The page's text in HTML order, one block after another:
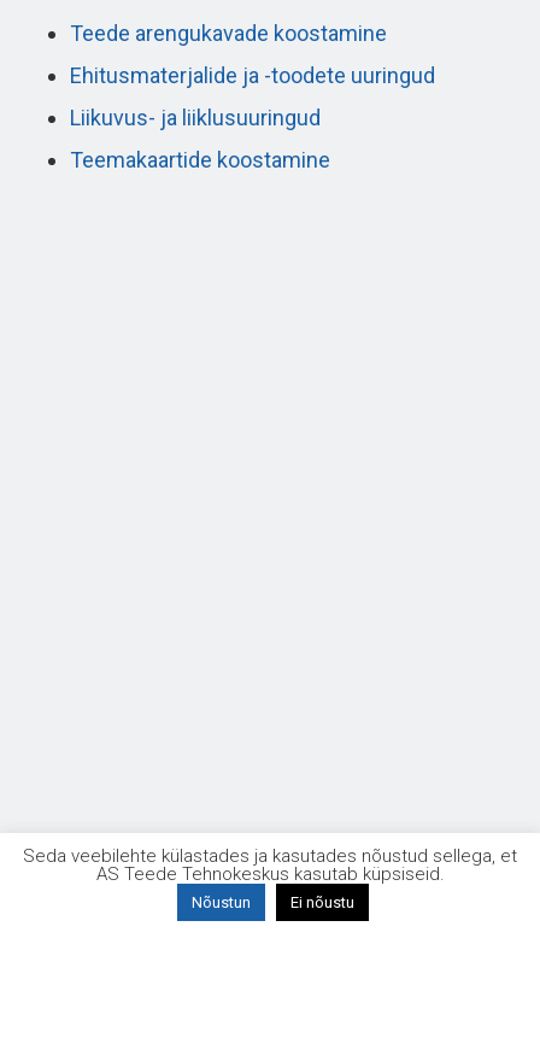
Teede arengukavade koostamine
Ehitusmaterjalide ja -toodete uuringud
Liikuvus- ja liiklusuuringud
Teemakaartide koostamine
Seda veebilehte külastades ja kasutades nõustud sellega, et
AS Teede Tehnokeskus kasutab küpsiseid.
Nõustun Ei nõustu